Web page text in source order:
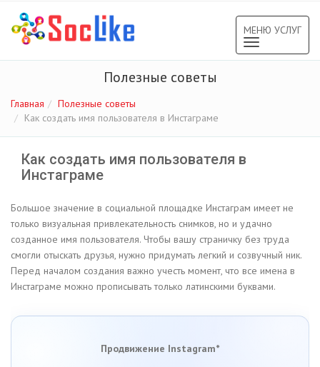
МЕНЮ УСЛУГ
navigation
Полезные советы
Главная
Полезные советы
Как создать имя пользователя в Инстаграме
Как создать имя пользователя в
Инстаграме
Большое значение в социальной площадке Инстаграм имеет не
только визуальная привлекательность снимков, но и удачно
созданное имя пользователя. Чтобы вашу страничку без труда
смогли отыскать друзья, нужно придумать легкий и созвучный ник.
Перед началом создания важно учесть момент, что все имена в
Инстаграме можно прописывать только латинскими буквами.
Продвижение Instagram*